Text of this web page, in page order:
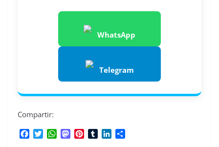
WhatsApp
Telegram
Compartir:
W
M